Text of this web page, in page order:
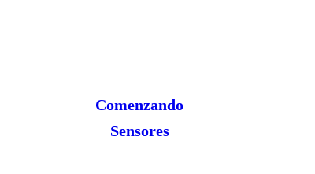
Comenzando
Sensores